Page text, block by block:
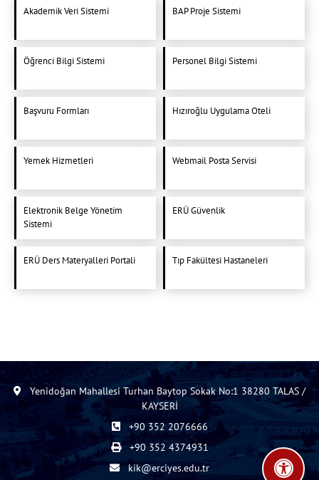
Akademik Veri Sistemi BAP Proje Sistemi
Öğrenci Bilgi Sistemi Personel Bilgi Sistemi
Başvuru Formları Hızıroğlu Uygulama Oteli
Yemek Hizmetleri Webmail Posta Servisi
Elektronik Belge Yönetim
Sistemi
ERÜ Güvenlik
ERÜ Ders Materyalleri Portali Tıp Fakültesi Hastaneleri
Yenidoğan Mahallesi Turhan Baytop Sokak No:1 38280 TALAS /
KAYSERİ
+90 352 2076666
+90 352 4374931
kik@erciyes.edu.tr